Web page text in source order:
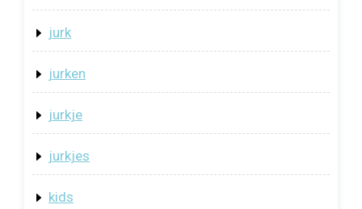
jurk
jurken
jurkje
jurkjes
kids